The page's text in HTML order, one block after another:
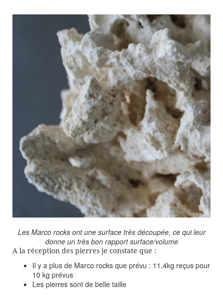
Les Marco rocks ont une surface très découpée, ce qui leur
donne un très bon rapport surface/volume
A la réception des pierres je constate que :
Il y a plus de Marco rocks que prévu : 11,4kg reçus pour
10 kg prévus
Les pierres sont de belle taille